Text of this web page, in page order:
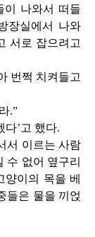
이 나와서 떠들
장실에서 나와
서로 잡으려고
번쩍 치켜들고
.”
다’고 했다.
서 이르는 사람
수 없어 옆구리
양이의 목을 베
들은 물을 끼얹